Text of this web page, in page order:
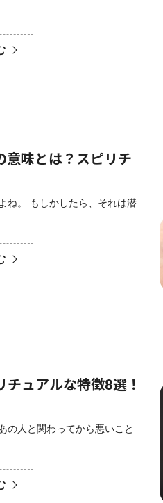
意味とは？スピリチ
ね。 もしかしたら、それは潜
チュアルな特徴8選！
の人と関わってから悪いこと